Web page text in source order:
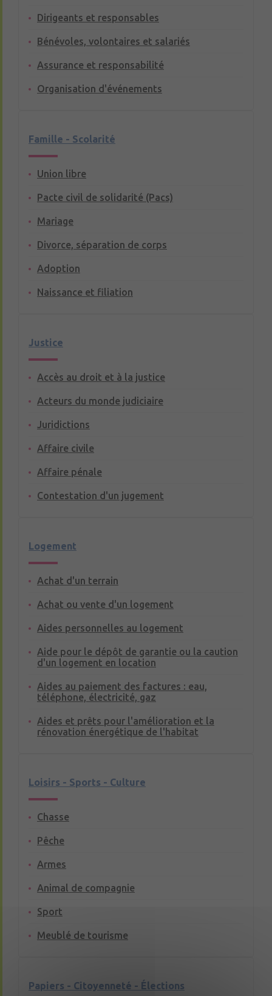
Dirigeants et responsables
Bénévoles, volontaires et salariés
Assurance et responsabilité
Organisation d'événements
Famille - Scolarité
Union libre
Pacte civil de solidarité (Pacs)
Mariage
Divorce, séparation de corps
Adoption
Naissance et filiation
Justice
Accès au droit et à la justice
Acteurs du monde judiciaire
Juridictions
Affaire civile
Affaire pénale
Contestation d'un jugement
Logement
Achat d'un terrain
Achat ou vente d'un logement
Aides personnelles au logement
Aide pour le dépôt de garantie ou la caution
d'un logement en location
Aides au paiement des factures : eau,
téléphone, électricité, gaz
Aides et prêts pour l'amélioration et la
rénovation énergétique de l'habitat
Loisirs - Sports - Culture
Chasse
Pêche
Armes
Animal de compagnie
Sport
Meublé de tourisme
Papiers - Citoyenneté - Élections